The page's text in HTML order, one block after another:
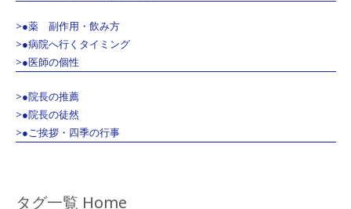
>●薬 副作用・飲み方
>●病院へ行くタイミング
>●医師の個性
>●院長の推薦
>●院長の徒然
>●ご挨拶・四季の行事
タグ一覧 Home